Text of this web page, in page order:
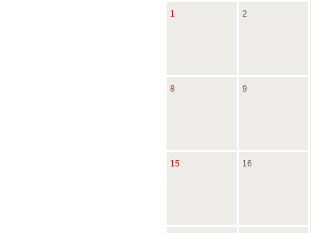
1 2
8 9
15 16